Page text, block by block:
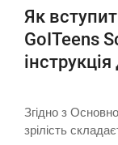
Як
GoITeens
Згідно з
зрілість